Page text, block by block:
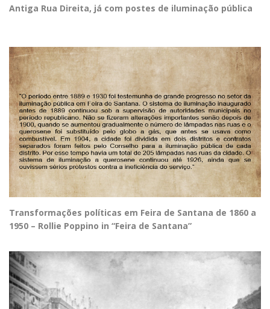
Antiga Rua Direita, já com postes de iluminação pública
Transformações políticas em Feira de Santana de 1860 a
1950 – Rollie Poppino in “Feira de Santana”